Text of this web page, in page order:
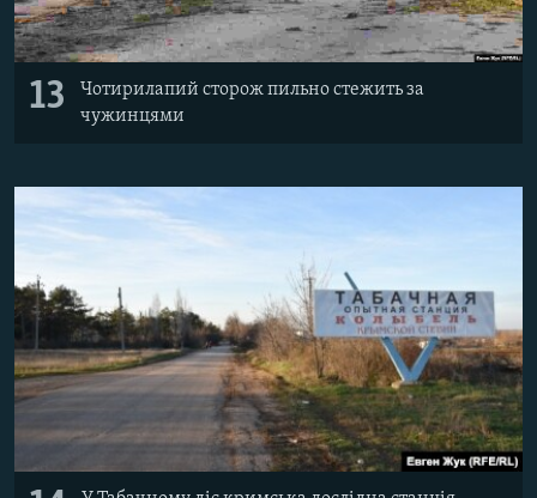
13
Чотирилапий сторож пильно стежить за
чужинцями